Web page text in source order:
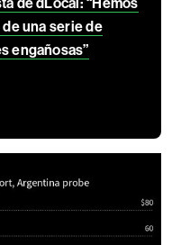
una serie de
engañosas”